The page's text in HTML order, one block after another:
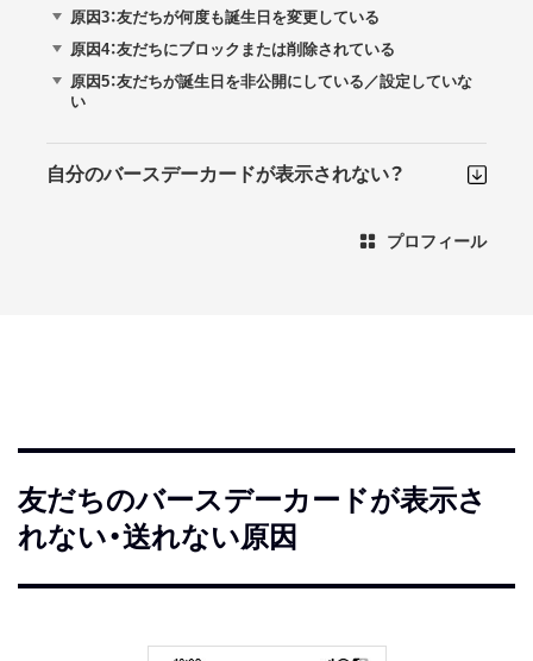
原因3：友だちが何度も誕生日を変更している
原因4：友だちにブロックまたは削除されている
原因5：友だちが誕生日を非公開にしている／設定していな
い
自分のバースデーカードが表示されない？
プロフィール
友だちのバースデーカードが表示さ
れない・送れない原因